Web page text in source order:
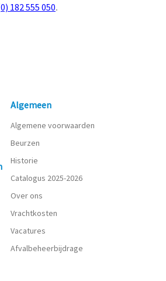
182 555 050.
Algemeen
Algemene voorwaarden
Beurzen
Historie
Catalogus 2025-2026
Over ons
Vrachtkosten
Vacatures
Afvalbeheerbijdrage